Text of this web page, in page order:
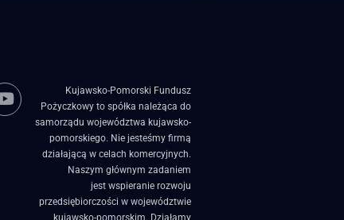
Kujawsko-Pomorski Fundusz
Pożyczkowy to spółka należąca do
samorządu województwa kujawsko-
pomorskiego. Nie jesteśmy firmą
działającą w celach komercyjnych.
Naszym głównym zadaniem
jest wspieranie rozwoju
przedsiębiorczości w województwie
kujawsko-pomorskim. Działamy